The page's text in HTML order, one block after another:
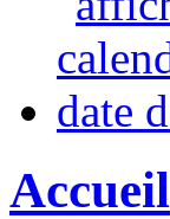
Accueil